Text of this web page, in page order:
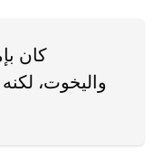
واليخوت،